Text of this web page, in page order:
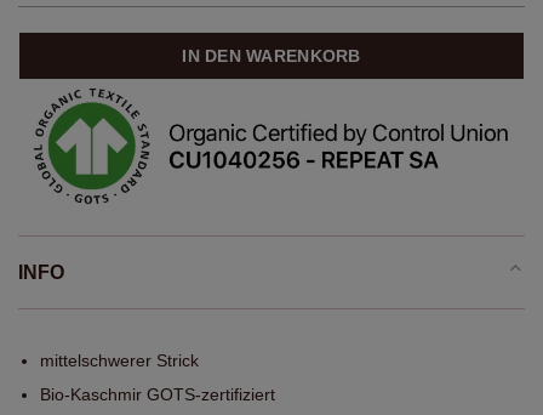
IN DEN WARENKORB
INFO
mittelschwerer Strick
Bio-Kaschmir GOTS-zertifiziert